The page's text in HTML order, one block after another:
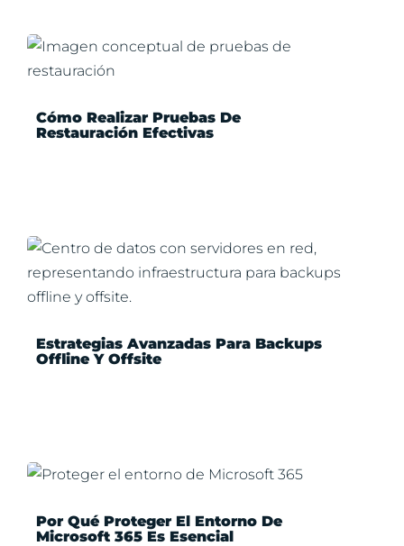
Cómo Realizar Pruebas De
Restauración Efectivas
Estrategias Avanzadas Para Backups
Offline Y Offsite
Por Qué Proteger El Entorno De
Microsoft 365 Es Esencial